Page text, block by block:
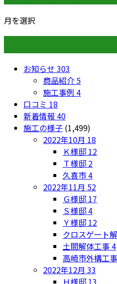
月を選択
お知らせ 303
商品紹介 5
施工事例 4
口コミ 18
新着情報 40
施工の様子 (1,499)
2022年10月 18
Ｋ様邸 12
Ｔ様邸 2
久喜市4
2022年11月 52
Ｇ様邸 17
Ｓ様邸4
Ｙ様邸 12
クロスゲート
土間解体工事4
高崎市外構工事
2022年12月 33